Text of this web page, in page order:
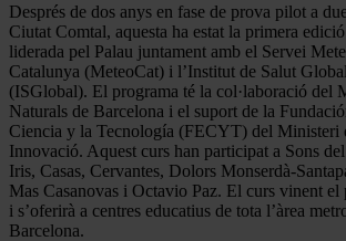
Després de dos anys en fase de prova pilot a
Ciutat Comtal, aquesta ha estat la primera
liderada pel Palau juntament amb el Servei
Catalunya (MeteoCat) i l’Institut de Salut
(ISGlobal). El programa té la col·laboració del
Naturals de Barcelona i el suport de la
Ciencia y la Tecnología (FECYT) del Ministeri
Innovació. Aquest curs han participat a Sons
Iris, Casas, Cervantes, Dolors Monserdà-
Mas Casanovas i Octavio Paz. El curs vinent el
i s’oferirà a centres educatius de tota l’àrea
Barcelona.